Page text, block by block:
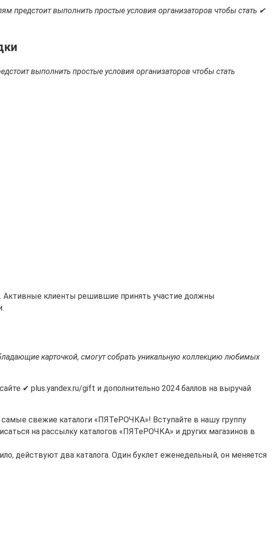
предстоит выполнить простые условия организаторов чтобы стать ✔
выполнить простые условия организаторов чтобы стать
Активные клиенты решившие принять участие должны
карточкой, смогут собрать уникальную коллекцию любимых
✔ plus.yandex.ru/gift и дополнительно 2024 баллов на выручай
самые свежие каталоги «ПЯТеРОЧКА»! Вступайте в нашу группу
на рассылку каталогов «ПЯТеРОЧКА» и других магазинов в
действуют два каталога. Один буклет еженедельный, он меняется